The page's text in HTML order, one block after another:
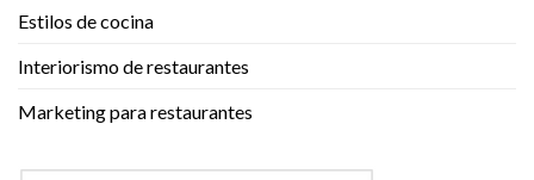
Estilos de cocina
Interiorismo de restaurantes
Marketing para restaurantes